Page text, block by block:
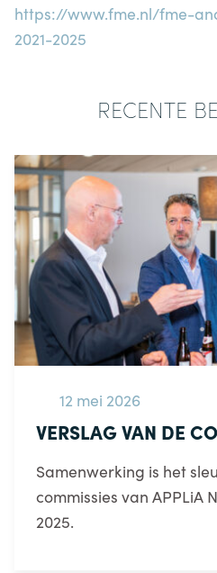
https://www.fme.nl/fme-
2021-2025
RECENTE
12 mei 2026
VERSLAG VAN DE
Samenwerking is het
commissies van APPLiA
2025.